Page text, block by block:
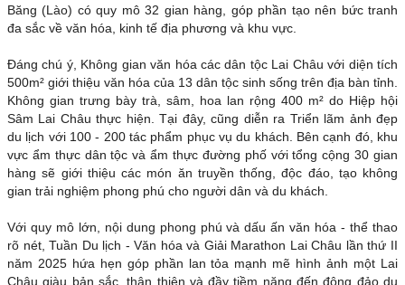
Băng (Lào) có quy mô 32 gian hàng, góp phần tạo nên bức tranh
đa sắc về văn hóa, kinh tế địa phương và khu vực.
Đáng chú ý, Không gian văn hóa các dân tộc Lai Châu với diện tích
500m² giới thiệu văn hóa của 13 dân tộc sinh sống trên địa bàn tỉnh.
Không gian trưng bày trà, sâm, hoa lan rộng 400 m² do Hiệp hội
Sâm Lai Châu thực hiện. Tại đây, cũng diễn ra Triển lãm ảnh đẹp
du lịch với 100 - 200 tác phẩm phục vụ du khách. Bên cạnh đó, khu
vực ẩm thực dân tộc và ẩm thực đường phố với tổng cộng 30 gian
hàng sẽ giới thiệu các món ăn truyền thống, độc đáo, tạo không
gian trải nghiệm phong phú cho người dân và du khách.
Với quy mô lớn, nội dung phong phú và dấu ấn văn hóa - thể thao
rõ nét, Tuần Du lịch - Văn hóa và Giải Marathon Lai Châu lần thứ II
năm 2025 hứa hẹn góp phần lan tỏa mạnh mẽ hình ảnh một Lai
Châu giàu bản sắc, thân thiện và đầy tiềm năng đến đông đảo du